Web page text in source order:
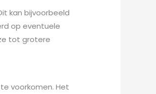
kan bijvoorbeeld
op eventuele
tot grotere
voorkomen. Het